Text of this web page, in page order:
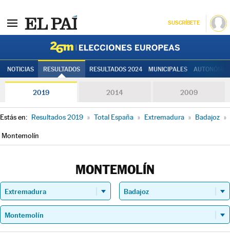
SUSCRÍBETE
NOTICIAS RESULTADOS RESULTADOS 2024 MUNICIPALES
2019 2014 2009
Estás en: Resultados 2019 » Total España » Extremadura » Badajoz »
Montemolín
MONTEMOLÍN